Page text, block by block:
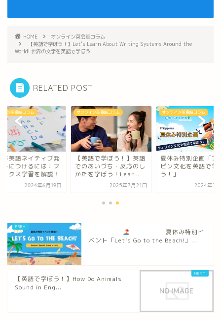
HOME
オンライン英会話コラム
【英語で学ぼう！】Let’s Learn About Writing Systems Around the
World! 世界の文字を英語で学ぼう！
RELATED POST
イン英会話コラム
が英語ネイティブ発
身につけるには：フ
ックス学習を解説！
2024年6月19日
オンライン英会話コラム
【英語で学ぼう！】英語
でのあいづち・反応のし
かたを学ぼう！Lear...
2025年7月21日
オンライン英会話コラム
夏休み特別企画「フ
ピン文化を英語で学
う！」
2024年7
夏休み特別イ
ベント「Let’s Go to the Beach!」...
【英語で学ぼう！】How Do Animals
Sound in Eng...